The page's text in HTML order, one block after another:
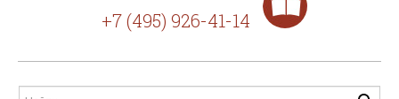
+7 (495) 926-41-14